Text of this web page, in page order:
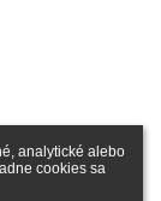
analytické alebo
cookies sa